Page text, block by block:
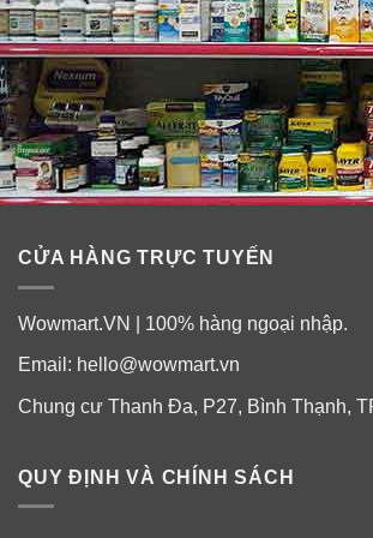
CỬA HÀNG TRỰC TUYẾN
Wowmart.VN | 100% hàng ngoại nhập.
Email: hello@wowmart.vn
Chung cư Thanh Đa, P27, Bình Thạnh,
QUY ĐỊNH VÀ CHÍNH SÁCH